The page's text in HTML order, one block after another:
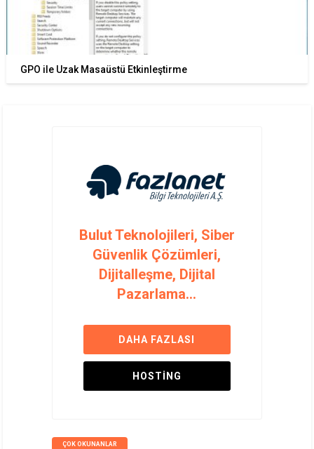
GPO ile Uzak Masaüstü Etkinleştirme
Bulut Teknolojileri, Siber
Güvenlik Çözümleri,
Dijitalleşme, Dijital
Pazarlama...
DAHA FAZLASI
HOSTING
ÇOK OKUNANLAR